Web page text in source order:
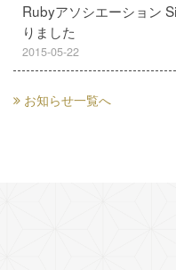
Rubyアソシエーション
りました
2015-05-22
お知らせ一覧へ